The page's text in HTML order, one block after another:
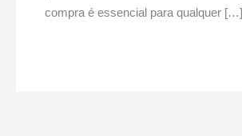
compra é essencial para qualquer […]